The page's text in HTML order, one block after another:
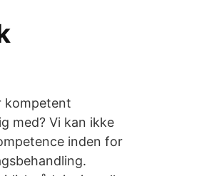
kompetent
med? Vi kan ikke
inden for